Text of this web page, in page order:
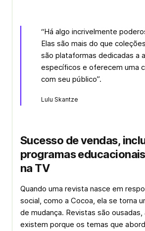
“Há algo incrivelmente
Elas são mais do que
são plataformas dedicadas a
específicos e oferecem uma
com seu público”.
Lulu Skantze
Sucesso de vendas,
programas
na TV
Quando uma revista nasce em
social, como a Cocoa, ela se torna
de mudança. Revistas são
existem porque os temas que